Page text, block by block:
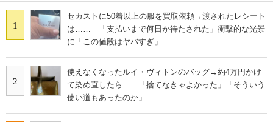
1
セカストに50着以上の服を買取依頼→渡されたレシート
は…… 「支払いまで何日か待たされた」衝撃的な光景
に「この値段はヤバすぎ」
2
使えなくなったルイ・ヴィトンのバッグ→約4万円かけ
て染め直したら……「捨てなきゃよかった」「そういう
使い道もあったのか」